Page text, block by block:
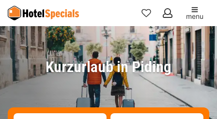
Meine
Favoriten
menu
Kurzurlaub in Piding